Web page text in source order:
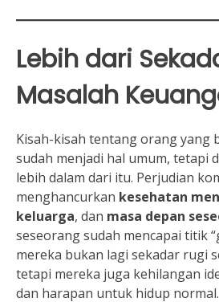
Lebih dari
Masalah
Kisah-kisah tentang orang yang
sudah menjadi hal umum, tetapi
lebih dalam dari itu. Perjudian
menghancurkan kesehatan
keluarga, dan masa depan
seseorang sudah mencapai titik
mereka bukan lagi sekadar rugi
tetapi mereka juga kehilangan
dan harapan untuk hidup normal.